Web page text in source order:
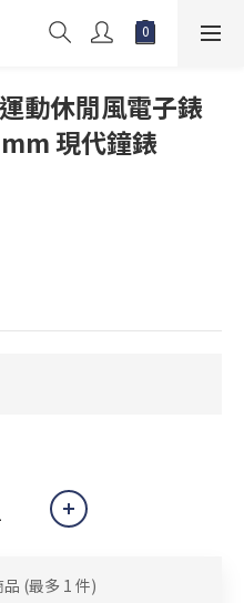
動休閒風電子錶
現代鐘錶
(最多 1 件)